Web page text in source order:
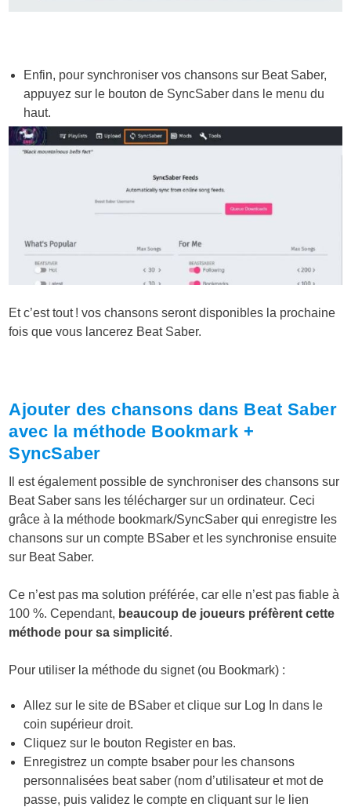
Enfin, pour synchroniser vos chansons sur Beat Saber,
appuyez sur le bouton de SyncSaber dans le menu du
haut.
Et c’est tout ! vos chansons seront disponibles la prochaine
fois que vous lancerez Beat Saber.
Ajouter des chansons dans Beat Saber
avec la méthode Bookmark +
SyncSaber
Il est également possible de synchroniser des chansons sur
Beat Saber sans les télécharger sur un ordinateur. Ceci
grâce à la méthode bookmark/SyncSaber qui enregistre les
chansons sur un compte BSaber et les synchronise ensuite
sur Beat Saber.
Ce n’est pas ma solution préférée, car elle n’est pas fiable à
100 %. Cependant, beaucoup de joueurs préfèrent cette
méthode pour sa simplicité.
Pour utiliser la méthode du signet (ou Bookmark) :
Allez sur le site de BSaber et clique sur Log In dans le
coin supérieur droit.
Cliquez sur le bouton Register en bas.
Enregistrez un compte bsaber pour les chansons
personnalisées beat saber (nom d’utilisateur et mot de
passe, puis validez le compte en cliquant sur le lien